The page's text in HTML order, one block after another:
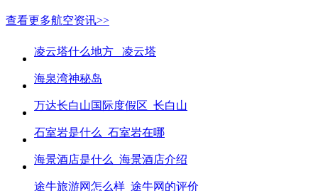
查看更多航空资讯>>
凌云塔什么地方_ 凌云塔
海泉湾神秘岛
万达长白山国际度假区_长白山
石室岩是什么_石室岩在哪
海景酒店是什么_海景酒店介绍
途牛旅游网怎么样_途牛网的评价